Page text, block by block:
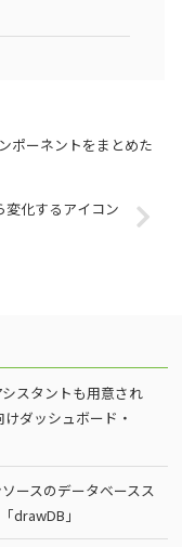
ポーネントをまとめた
変化するアイコン
スタントも用意され
ダッシュボード・
ースのデータベースス
drawDB」